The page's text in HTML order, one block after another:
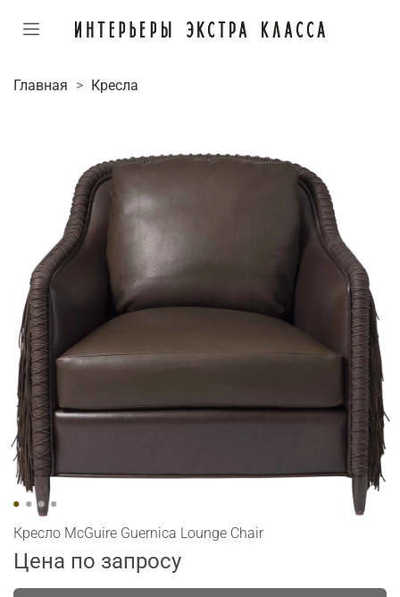
Главная Кресла
Кресло McGuire Guernica Lounge Chair
Цена по запросу